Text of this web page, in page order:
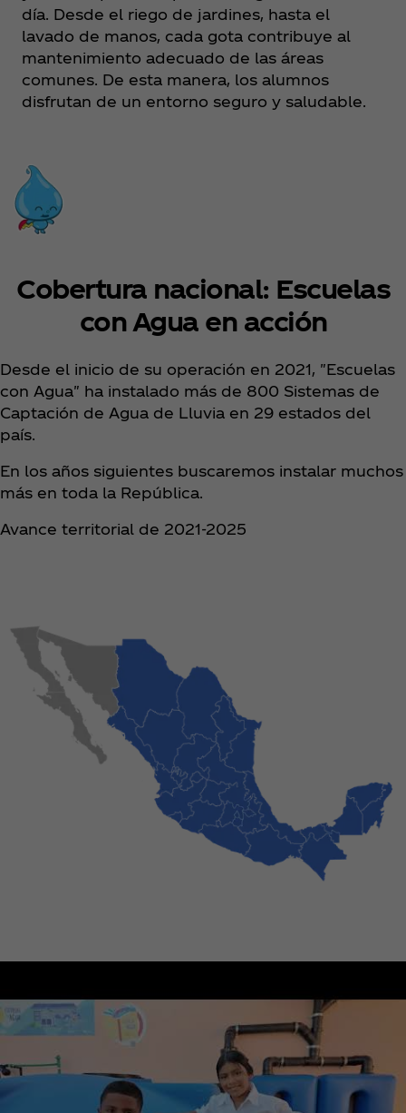
día. Desde el riego de jardines, hasta el
lavado de manos, cada gota contribuye al
mantenimiento adecuado de las áreas
comunes. De esta manera, los alumnos
disfrutan de un entorno seguro y saludable.
Cobertura nacional: Escuelas
con Agua en acción
Desde el inicio de su operación en 2021, "Escuelas
con Agua" ha instalado más de 800 Sistemas de
Captación de Agua de Lluvia en 29 estados del
país. ​
En los años siguientes buscaremos instalar muchos
más en toda la República.​
Avance territorial de 2021-2025